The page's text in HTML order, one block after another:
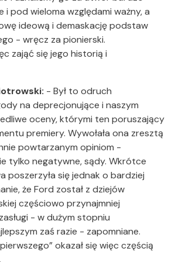
pod wieloma względami ważny, a
ideową i demaskację podstaw
- wręcz za pionierski.
zająć się jego historią i
- Był to odruch
na deprecjonujące i naszym
oceny, którymi ten poruszający
premiery. Wywołała ona zresztą
powtarzanym opiniom -
tylko negatywne, sądy. Wkrótce
poszerzyła się jednak o bardziej
że Ford został z dziejów
częściowo przynajmniej
- w dużym stopniu
zaś razie - zapomniane.
okazał się więc częścią